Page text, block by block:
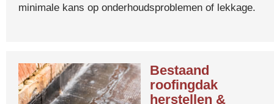
minimale kans op onderhoudsproblemen of lekkage.
Bestaand
roofingdak
herstellen &